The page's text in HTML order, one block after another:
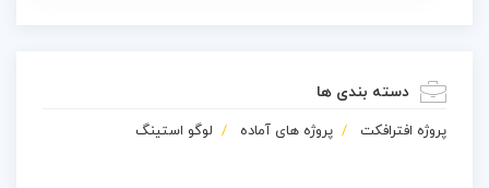
دسته بندی ها
پروژه افترافکت پروژه های آماده لوگو استینگ